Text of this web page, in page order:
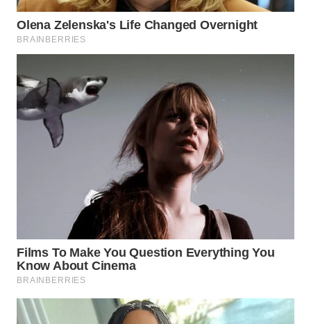
WN
SUBANG
WN
SUKABUMI
WN
PURWAKARTA
SEMARANG
WN
SOLO